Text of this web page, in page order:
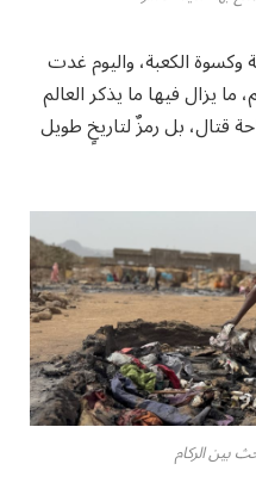
الكعبة، واليوم غدت
ما يزال فيها ما يذكر العالم
قتال، بل رمزٌ لتاريخٍ طويل
بين الركام